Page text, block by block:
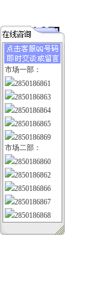
市场一部：
2850186861
2850186863
2850186864
2850186865
2850186869
市场二部：
2850186860
2850186862
2850186866
2850186867
2850186868